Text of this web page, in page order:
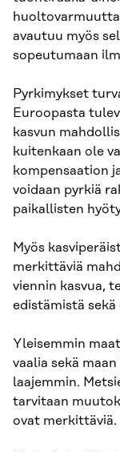
avautuu myös
sopeutumaan
Pyrkimykset
Euroopasta
kasvun
kuitenkaan ole
kompensaation
voidaan pyrkiä
paikallisten
Myös
merkittäviä
viennin kasvua,
edistämistä sekä
Yleisemmin
vaalia sekä
laajemmin.
tarvitaan
ovat merkittäviä.